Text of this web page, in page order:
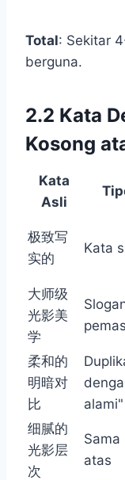
Total: Sekitar
berguna.
2.2 Kata
Kosong
Kata
Asli
极致写
实的
Kata
大师级
光影美
学
柔和的
明暗对
比
alami"
细腻的
光影层
次
atas